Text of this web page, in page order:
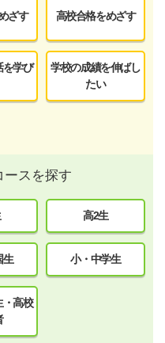
ざす 高校合格をめざす
を学び
学校の成績を伸ばし
たい
ースを探す
高2生
生 小・中学生
・高校